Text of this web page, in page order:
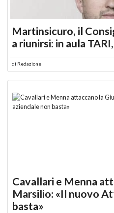
Martinsicuro, il
a riunirsi: in aula
di Redazione
Cavallari e Menna
Marsilio: «Il nuovo
basta»